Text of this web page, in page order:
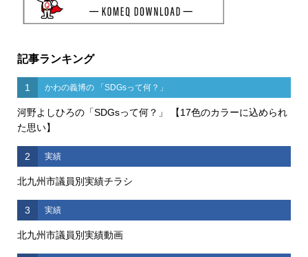
記事ランキング
1 かわの義博の 「SDGsって何？」
河野よしひろの「SDGsって何？」 【17色のカラーに込められ
た思い】
2 実績
北九州市議員別実績チラシ
3 実績
北九州市議員別実績動画